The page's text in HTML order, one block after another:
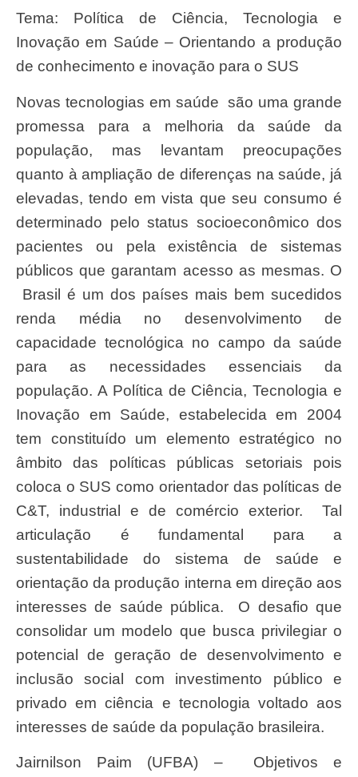
Tema: Política de Ciência, Tecnologia e
Inovação em Saúde – Orientando a produção
de conhecimento e inovação para o SUS
Novas tecnologias em saúde são uma grande
promessa para a melhoria da saúde da
população, mas levantam preocupações
quanto à ampliação de diferenças na saúde, já
elevadas, tendo em vista que seu consumo é
determinado pelo status socioeconômico dos
pacientes ou pela existência de sistemas
públicos que garantam acesso as mesmas. O
Brasil é um dos países mais bem sucedidos
renda média no desenvolvimento de
capacidade tecnológica no campo da saúde
para as necessidades essenciais da
população. A Política de Ciência, Tecnologia e
Inovação em Saúde, estabelecida em 2004
tem constituído um elemento estratégico no
âmbito das políticas públicas setoriais pois
coloca o SUS como orientador das políticas de
C&T, industrial e de comércio exterior. Tal
articulação é fundamental para a
sustentabilidade do sistema de saúde e
orientação da produção interna em direção aos
interesses de saúde pública. O desafio que
consolidar um modelo que busca privilegiar o
potencial de geração de desenvolvimento e
inclusão social com investimento público e
privado em ciência e tecnologia voltado aos
interesses de saúde da população brasileira.
Jairnilson Paim (UFBA) – Objetivos e